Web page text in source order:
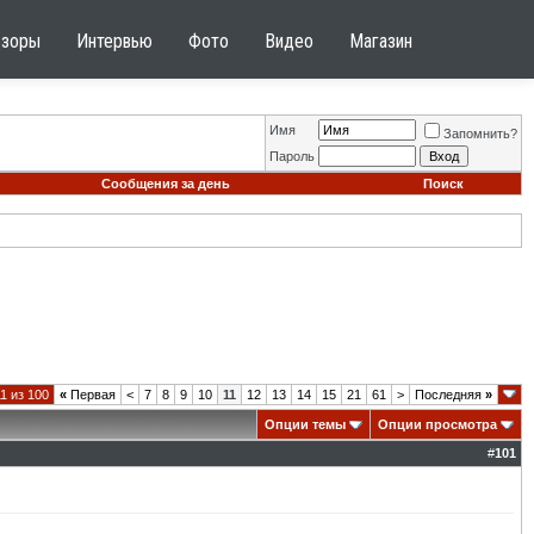
Интервью Фото Видео Магазин
Имя
Запомнить?
Пароль
Сообщения за день Поиск
из 100 « Первая < 7 8 9 10 11 12 13 14 15 21 61 > Последняя »
Опции темы
Опции просмотра
#101